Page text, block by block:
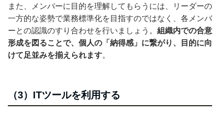
また、メンバーに目的を理解してもらうには、リーダーの
一方的な姿勢で業務標準化を目指すのではなく、各メンバ
ーとの認識のすり合わせを行いましょう。 組織内での合意
形成を図ることで、個人の「納得感」に繋がり、目的に向
けて足並みを揃えられます。
（3）ITツールを利用する